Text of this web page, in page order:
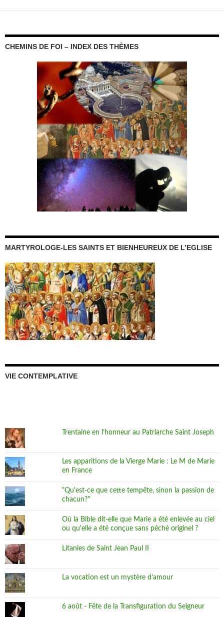
CHEMINS DE FOI – INDEX DES THÈMES
MARTYROLOGE-LES SAINTS ET BIENHEUREUX DE L’EGLISE
VIE CONTEMPLATIVE
Trentaine en l’honneur au Patriarche Saint Joseph
Les apparitions de la Vierge Marie : Le M de Marie
en France
"Qu'est-ce que cette tempête, sinon la passion de
chacun?"
Où la Bible dit-elle que Marie a été enlevée au ciel
ou qu'elle a été conçue sans péché originel ?
Litanies de Saint Jean Paul II
La vocation est un mystère d’amour
6 août - Fête de la Transfiguration du Seigneur